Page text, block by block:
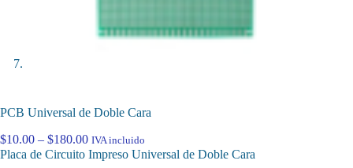
PCB Universal de Doble Cara
$10.00 – $180.00Price
range:
IVA incluido
Placa de Circuito Impreso Universal de Doble Cara